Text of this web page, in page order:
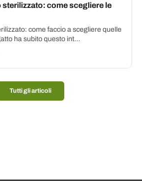
come scegliere le
come faccio a scegliere quelle
ha subito questo int...
Tutti gli articoli